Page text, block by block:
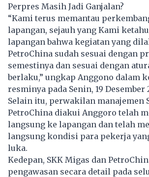
Perpres Masih Jadi Ganjalan?
“Kami terus memantau
lapangan, sejauh yang Kami
lapangan bahwa kegiatan yang
PetroChina sudah sesuai dengan
semestinya dan sesuai dengan
berlaku,” ungkap Anggono dalam
resminya pada Senin, 19 Desember
Selain itu, perwakilan manajemen
PetroChina diakui Anggoro telah
langsung ke lapangan dan telah
langsung kondisi para pekerja
luka.
Kedepan, SKK Migas dan
pengawasan secara detail pada